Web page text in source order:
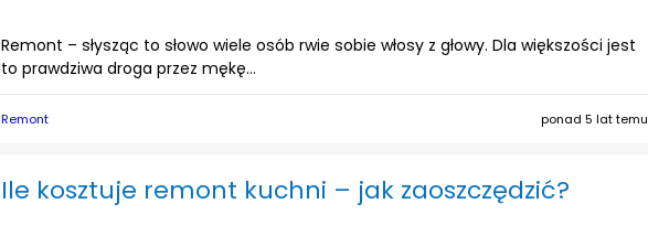
Remont – słysząc to słowo wiele osób rwie sobie włosy z głowy. Dla większości jest
to prawdziwa droga przez mękę...
Remont ponad 5 lat temu
Ile kosztuje remont kuchni – jak zaoszczędzić?